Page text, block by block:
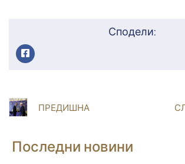
Сподели:
ПРЕДИШНА
Последни новини